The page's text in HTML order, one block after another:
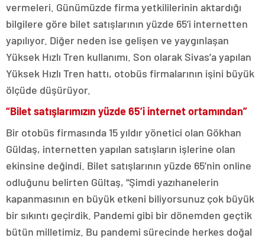
vermeleri. Günümüzde firma yetkililerinin aktardığı
bilgilere göre bilet satışlarının yüzde 65’i internetten
yapılıyor. Diğer neden ise gelişen ve yaygınlaşan
Yüksek Hızlı Tren kullanımı. Son olarak Sivas’a yapılan
Yüksek Hızlı Tren hattı, otobüs firmalarının işini büyük
ölçüde düşürüyor.
“Bilet satışlarımızın yüzde 65’i internet ortamından”
Bir otobüs firmasında 15 yıldır yönetici olan Gökhan
Güldaş, internetten yapılan satışların işlerine olan
ekinsine değindi. Bilet satışlarının yüzde 65’nin online
odluğunu belirten Gültaş, “Şimdi yazıhanelerin
kapanmasının en büyük etkeni biliyorsunuz çok büyük
bir sıkıntı geçirdik. Pandemi gibi bir dönemden geçtik
bütün milletimiz. Bu pandemi sürecinde herkes doğal